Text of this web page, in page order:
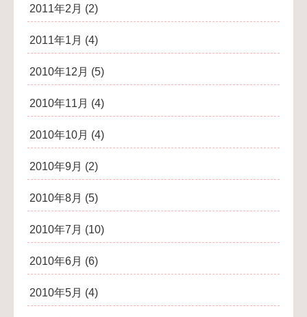
2011年2月 (2)
2011年1月 (4)
2010年12月 (5)
2010年11月 (4)
2010年10月 (4)
2010年9月 (2)
2010年8月 (5)
2010年7月 (10)
2010年6月 (6)
2010年5月 (4)